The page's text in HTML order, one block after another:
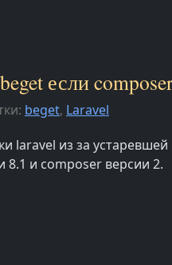
если
beget, Laravel
laravel из за
и composer версии 2.